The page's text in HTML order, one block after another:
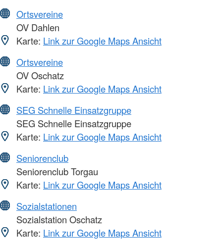
Ortsvereine
OV Dahlen
Karte: Link zur Google Maps Ansicht
Ortsvereine
OV Oschatz
Karte: Link zur Google Maps Ansicht
SEG Schnelle Einsatzgruppe
SEG Schnelle Einsatzgruppe
Karte: Link zur Google Maps Ansicht
Seniorenclub
Seniorenclub Torgau
Karte: Link zur Google Maps Ansicht
Sozialstationen
Sozialstation Oschatz
Karte: Link zur Google Maps Ansicht